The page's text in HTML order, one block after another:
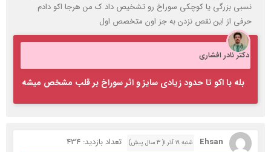
نسبی بزرگی یا کوچکی سوراخ رو تشخیص داد ک من هرجا اکو دادم
حرفی از این نقص نزدن به جز اون متخصص اول
دکتر نادر افشاری
بله با اکو تا حدود زیادی سایز و اثر سوراخ بر قلب مشخص میشه
Ehsan شنبه ۱۹ آذر ۱( 3 سال پیش)
تعداد بازدید: 434